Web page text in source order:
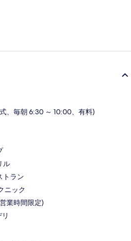
、毎朝 6:30 ～ 10:00、有料)
ル
トラン
ニック
業時間限定)